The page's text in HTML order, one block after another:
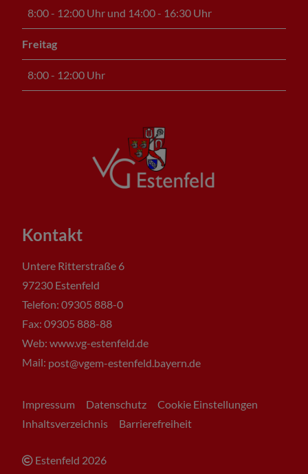
8:00 - 12:00 Uhr und 14:00 - 16:30 Uhr
Freitag
8:00 - 12:00 Uhr
Kontakt
Untere Ritterstraße 6
97230 Estenfeld
Telefon: 09305 888-0
Fax: 09305 888-88
Web: www.vg-estenfeld.de
Mail: post@vgem-estenfeld.bayern.de
Impressum Datenschutz
Cookie Einstellungen
Inhaltsverzeichnis
Barrierefreiheit
Estenfeld 2026